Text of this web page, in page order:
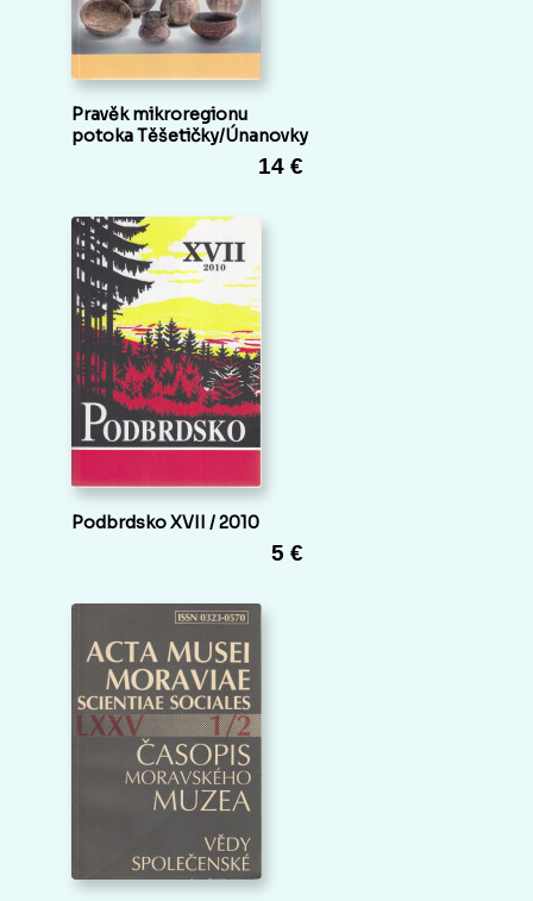
Pravěk mikroregionu
potoka Těšetičky/Únanovky
14 €
Podbrdsko XVII / 2010
5 €